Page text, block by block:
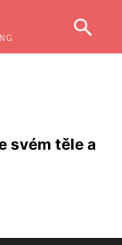
svém těle a